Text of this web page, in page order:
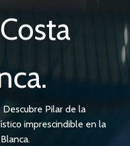
Descubre Pilar de la
imprescindible en la